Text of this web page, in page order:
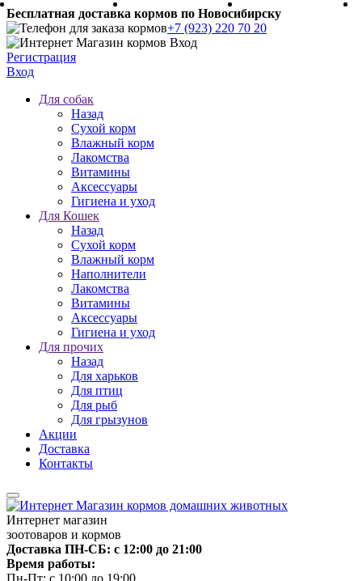
Бесплатная доставка кормов по Новосибирску
+7 (923) 220 70 20
Регистрация
Вход
Для собак
Назад
Сухой корм
Влажный корм
Лакомства
Витамины
Аксессуары
Гигиена и уход
Для Кошек
Назад
Сухой корм
Влажный корм
Наполнители
Лакомства
Витамины
Аксессуары
Гигиена и уход
Для прочих
Назад
Для харьков
Для птиц
Для рыб
Для грызунов
Акции
Доставка
Контакты
Интернет магазин
зоотоваров и кормов
Доставка ПН-СБ: с 12:00 до 21:00
Время работы:
Пн-Пт: с 10:00 до 19:00